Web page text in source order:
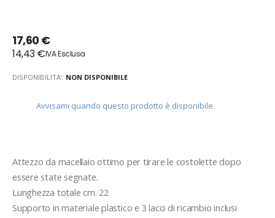
17,60 €
14,43 €
DISPONIBILITA': NON DISPONIBILE
Avvisami quando questo prodotto è disponibile
Attezzo da macellaio ottimo per tirare le costolette dopo
essere state segnate.
Lunghezza totale cm. 22
Supporto in materiale plastico e 3 lacci di ricambio inclusi